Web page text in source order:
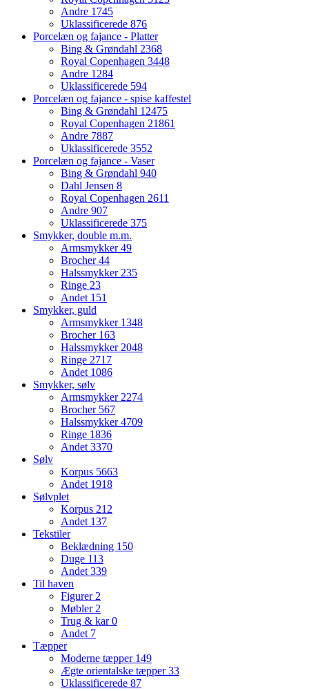
Andre 1745
Uklassificerede 876
Porcelæn og fajance - Platter
Bing & Grøndahl 2368
Royal Copenhagen 3448
Andre 1284
Uklassificerede 594
Porcelæn og fajance - spise kaffestel
Bing & Grøndahl 12475
Royal Copenhagen 21861
Andre 7887
Uklassificerede 3552
Porcelæn og fajance - Vaser
Bing & Grøndahl 940
Dahl Jensen 8
Royal Copenhagen 2611
Andre 907
Uklassificerede 375
Smykker, double m.m.
Armsmykker49
Brocher44
Halssmykker 235
Ringe 23
Andet 151
Smykker, guld
Armsmykker 1348
Brocher 163
Halssmykker 2048
Ringe 2717
Andet 1086
Smykker, sølv
Armsmykker 2274
Brocher 567
Halssmykker4709
Ringe 1836
Andet 3370
Sølv
Korpus 5663
Andet 1918
Sølvplet
Korpus 212
Andet 137
Tekstiler
Beklædning 150
Duge 113
Andet 339
Til haven
Figurer 2
Møbler 2
Trug & kar0
Andet 7
Tæpper
Moderne tæpper 149
Ægte orientalske tæpper33
Uklassificerede 87